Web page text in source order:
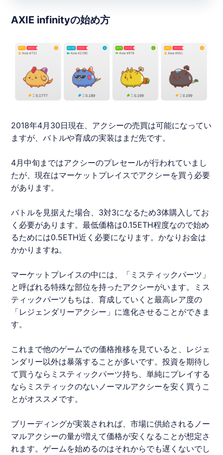
AXIE infinityの始め方
2018年4月30日現在、アクシーの売買は可能になってい
ますが、バトルや育成の実装はまだ先です。
4月中旬まではアクシーのプレセールが行われていまし
たが、現在はマーケットプレイスでアクシーを買う必要
があります。
バトルを見据えた場合、3対3になるため3体購入してお
く必要があります。最低価格は0.15ETH程度なので始め
るためには0.5ETH近く必要になります。かなりお金は
かかりますね。
マーケットプレイスの中には、「ミスティックパーツ」
と呼ばれる特殊な部位を持ったアクシーがいます。ミス
ティックパーツもちは、育成していくと最高レア度の
「レジェンダリーアクシー」に進化させることができま
す。
これまで他のゲームでの価格推移を見ていると、レジェ
ンダリー以外は暴落することが多いです。投資を期待し
て買うならミスティックパーツ持ち、単純にプレイする
ならミスティックのないノーマルアクシーを安く買うこ
とがオススメです。
ブリーディングが実装されれば、市場に供給されるノー
マルアクシーの量が増えて価格が安くなることが想定さ
れます。ゲームを始めるのはそれからでも遅くないでし